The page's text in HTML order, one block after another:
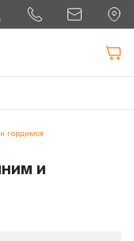
гордимся
и